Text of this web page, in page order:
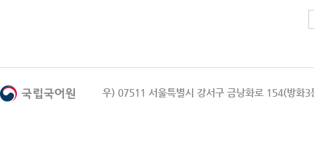
우) 07511 서울특별시 강서구 금낭화로 154(방화3